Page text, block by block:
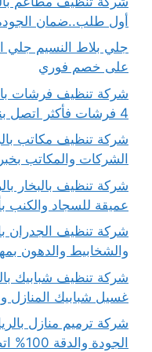
أول طلب..ضمان الجودة100%على جميع
على خصم فوري
4 فرشات فأكثر اتصل بنا الان
الشركات والمكاتب
عميقة للسجاد والكنب
والشخابيط والدهون بمهارة 100%
غسيل شبابيك المنازل
الجودة والدقة 100% اتصل بنا الان